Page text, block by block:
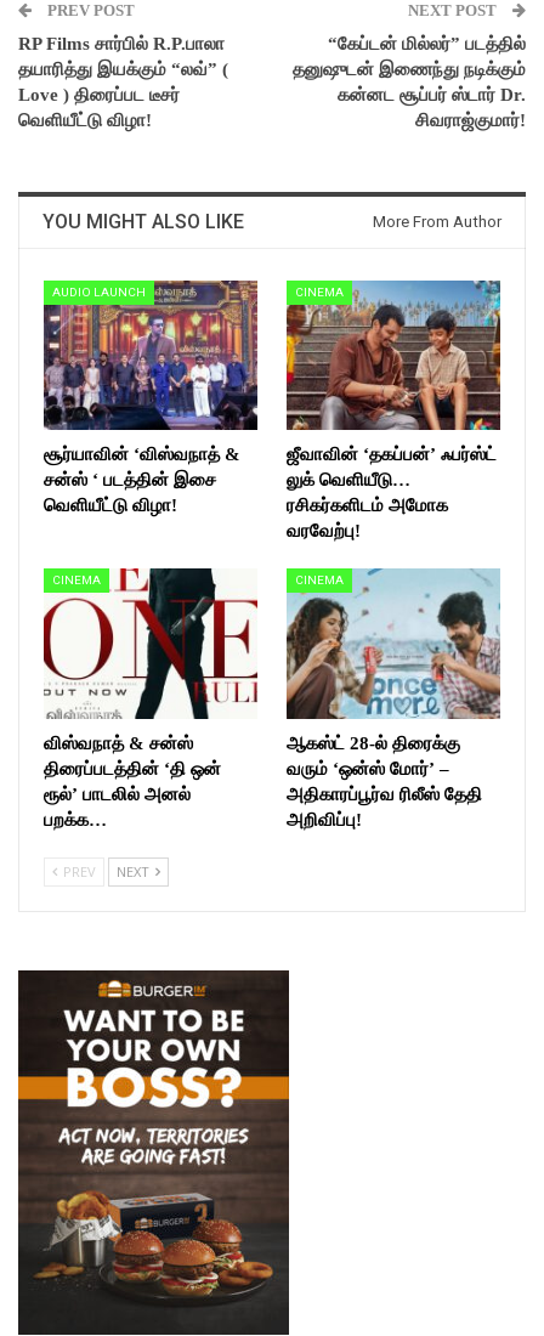
PREV POST
RP Films சார்பில் R.P.பாலா
தயாரித்து இயக்கும் “லவ்” (
Love ) திரைப்பட டீசர்
வெளியீட்டு விழா!
NEXT POST
“கேப்டன் மில்லர்” படத்தில்
தனுஷுடன் இணைந்து நடிக்கும்
கன்னட சூப்பர் ஸ்டார் Dr.
சிவராஜ்குமார்!
YOU MIGHT ALSO LIKE More From Author
AUDIO LAUNCH
சூர்யாவின் ‘விஸ்வநாத் &
சன்ஸ் ‘ படத்தின் இசை
வெளியீட்டு விழா!
CINEMA
ஜீவாவின் ‘தகப்பன்’ ஃபர்ஸ்ட்
லுக் வெளியீடு…
ரசிகர்களிடம் அமோக
வரவேற்பு!
CINEMA
விஸ்வநாத் & சன்ஸ்
திரைப்படத்தின் ‘தி ஒன்
ரூல்’ பாடலில் அனல்
பறக்க…
CINEMA
ஆகஸ்ட் 28-ல் திரைக்கு
வரும் ‘ஒன்ஸ் மோர்’ –
அதிகாரப்பூர்வ ரிலீஸ் தேதி
அறிவிப்பு!
PREV NEXT